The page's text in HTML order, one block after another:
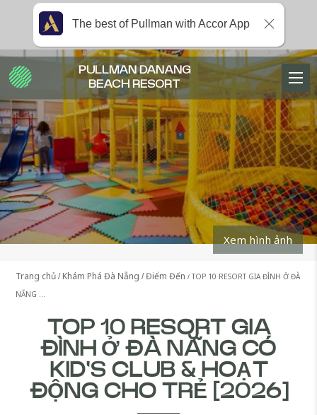
Xem hình ảnh
Trang chủ Khám Phá Đà Nẵng Điểm Đến
TOP 10 RESORT GIA ĐÌNH Ở ĐÀ
NẴNG …
TOP 10 RESORT GIA
ĐÌNH Ở ĐÀ NẴNG CÓ
KID'S CLUB & HOẠT
ĐỘNG CHO TRẺ [2026]
PULLMAN DANANG
BEACH RESORT
The best of Pullman with Accor App